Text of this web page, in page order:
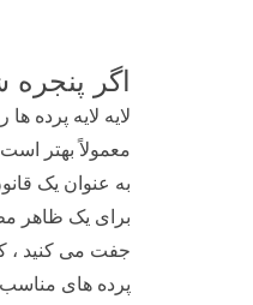
اگر
لایه لایه پرده
معمولاً بهتر
به عنوان یک
برای یک ظاهر
جفت می کنید ،
پرده های مناسب